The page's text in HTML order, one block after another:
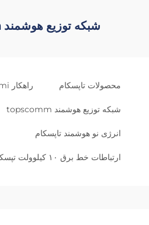
شبکه توزیع هوشمند topscomm
محصولات تاپسکام راهکار topscomm ami
شبکه توزیع هوشمند topscomm
انرژی نو هوشمند تاپسکام
ارتباطات خط برق ۱۰ کیلوولت تپسکام